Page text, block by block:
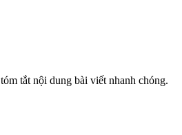
tắt nội dung bài viết nhanh chóng.